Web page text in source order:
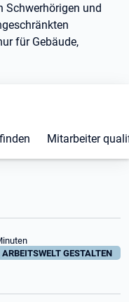
Schwerhörigen und
für Gebäude,
Mitarbeiter
ARBEITSWELT GESTALTEN